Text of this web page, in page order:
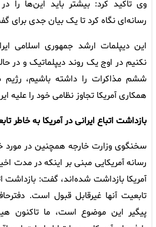
وی تاکید کرد: بیشتر باید این‌ها را
رسانه‌ای نگاه کرد تا یک بیان جدی برای
این دیپلمات ارشد جمهوری اسلامی
ششم مذاکرات را داشته باشیم،
همکاری آمریکا تجاوز نظامی خود را علیه
بازداشت اتباع ایرانی در آمریکا به خاطر
سخنگوی وزارت خارجه همچنین در
آمریکا بازداشت شده‌اند، گفت: بازداشت
تابعیت آنها غیرقابل قبول است.
پیگیر این موضوع است، ما تاکنون